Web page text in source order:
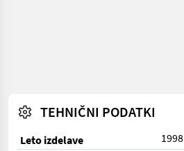
TEHNIČNI PODATKI
Leto izdelave
1998